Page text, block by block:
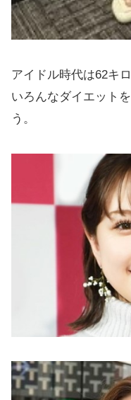
アイドル時代は62キ
いろんなダイエット
う。